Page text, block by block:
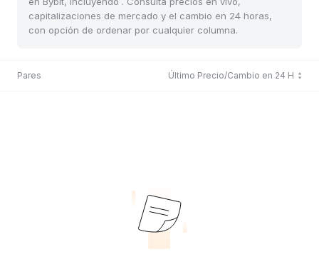
capitalizaciones de mercado y el cambio en 24 horas,
con opción de ordenar por cualquier columna.
Pares Último Precio/Cambio en 24 H